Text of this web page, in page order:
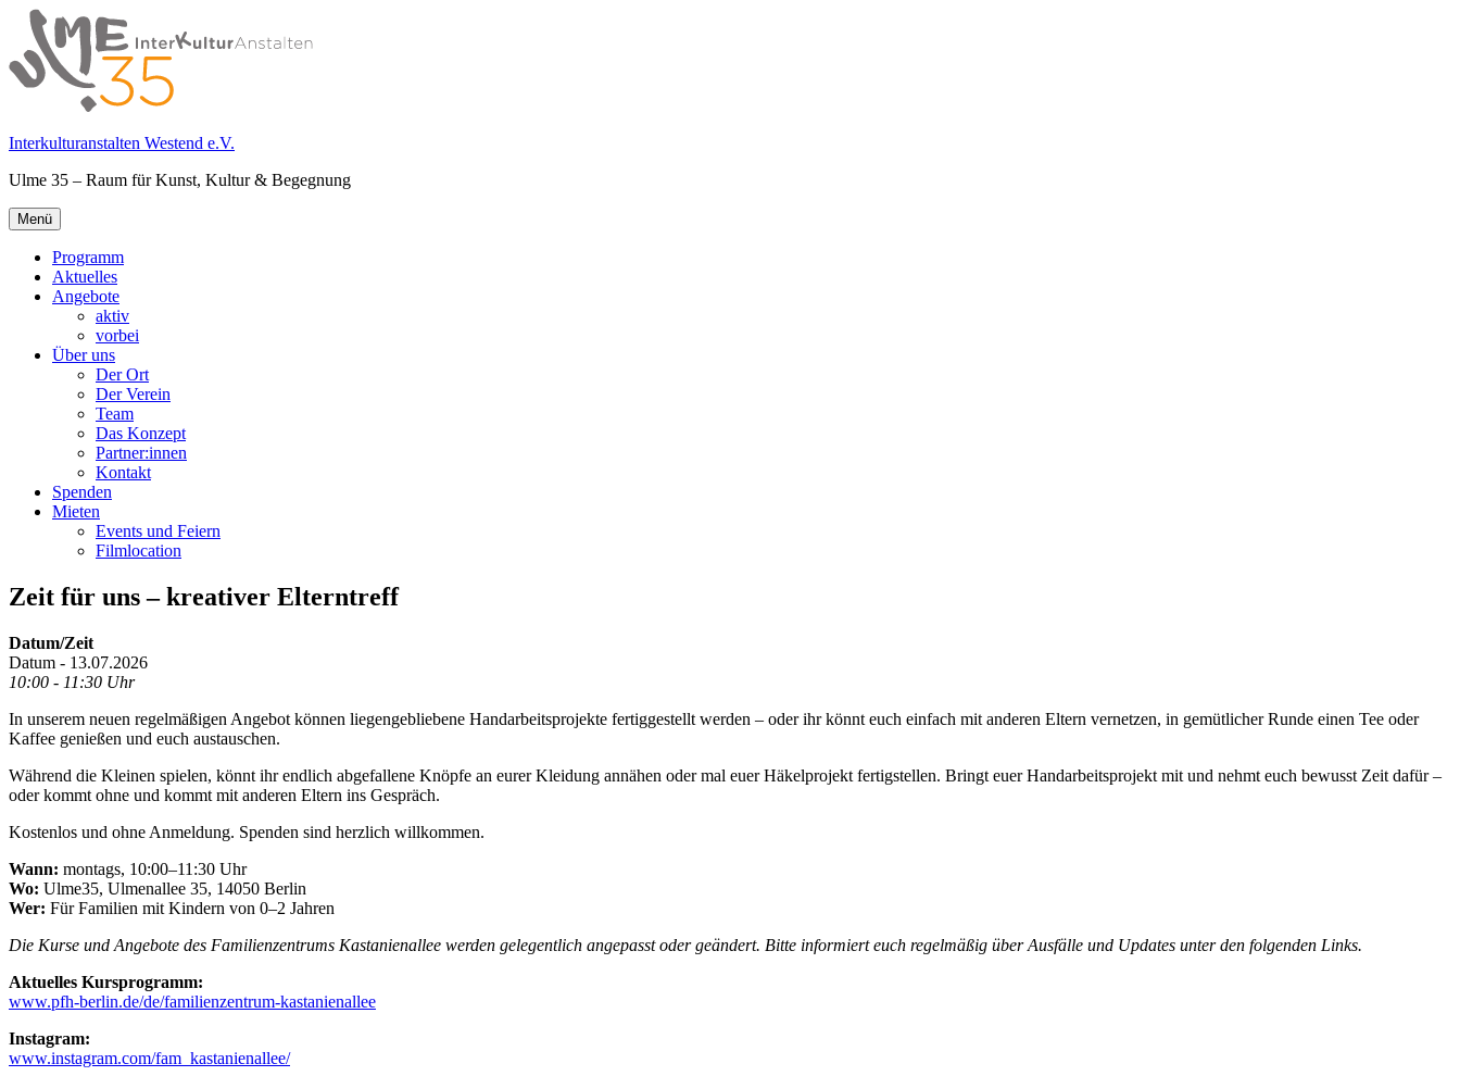
Springe
zum
Inhalt
Interkulturanstalten Westend e.V.
Ulme 35 – Raum für Kunst, Kultur & Begegnung
Primäres
Menü
Menü
Programm
Aktuelles
Angebote
aktiv
vorbei
Über uns
Der Ort
Der Verein
Team
Das Konzept
Partner:innen
Kontakt
Spenden
Mieten
Events und Feiern
Filmlocation
Zeit für uns – kreativer Elterntreff
Datum/Zeit
Datum - 13.07.2026
10:00 - 11:30 Uhr
In unserem neuen regelmäßigen Angebot können liegengebliebene Handarbeitsprojekte fertiggestellt werden – oder ihr könnt euch einfach mit anderen Eltern vernetzen, in gemütlicher Runde einen Tee oder
Kaffee genießen und euch austauschen.
Während die Kleinen spielen, könnt ihr endlich abgefallene Knöpfe an eurer Kleidung annähen oder mal euer Häkelprojekt fertigstellen. Bringt euer Handarbeitsprojekt mit und nehmt euch bewusst Zeit dafür –
oder kommt ohne und kommt mit anderen Eltern ins Gespräch.
Kostenlos und ohne Anmeldung. Spenden sind herzlich willkommen.
Wann: montags, 10:00–11:30 Uhr
Wo: Ulme35, Ulmenallee 35, 14050 Berlin
Wer: Für Familien mit Kindern von 0–2 Jahren
Die Kurse und Angebote des Familienzentrums Kastanienallee werden gelegentlich angepasst oder geändert. Bitte informiert euch regelmäßig über Ausfälle und Updates unter den folgenden Links.
Aktuelles Kursprogramm:
www.pfh-berlin.de/de/familienzentrum-kastanienallee
Instagram:
www.instagram.com/fam_kastanienallee/